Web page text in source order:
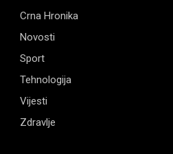
Crna Hronika
Novosti
Sport
Tehnologija
Vijesti
Zdravlje